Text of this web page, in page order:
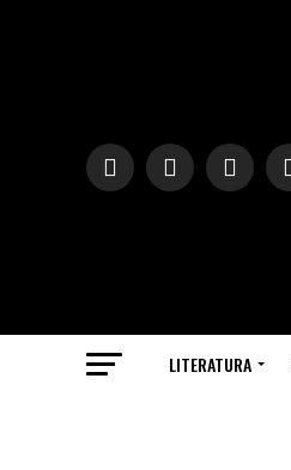
LITERATURA